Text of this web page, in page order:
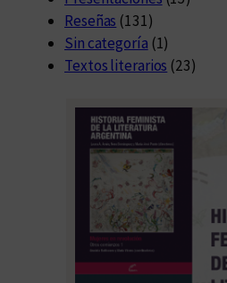
Reseñas (131)
Sin categoría (1)
Textos literarios (23)